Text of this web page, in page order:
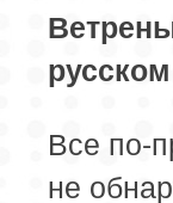
89 серия
93 серия
97 серия
Все по-
не